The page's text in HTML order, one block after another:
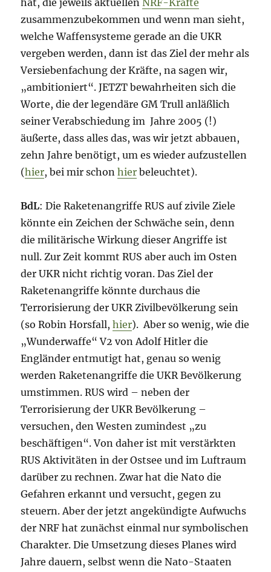
zusammenzubekommen und wenn man sieht,
welche Waffensysteme gerade an die UKR
vergeben werden, dann ist das Ziel der mehr als
Versiebenfachung der Kräfte, na sagen wir,
„ambitioniert“. JETZT bewahrheiten sich die
Worte, die der legendäre GM Trull anläßlich
seiner Verabschiedung im Jahre 2005 (!)
äußerte, dass alles das, was wir jetzt abbauen,
zehn Jahre benötigt, um es wieder aufzustellen
(hier, bei mir schonhier beleuchtet).
BdL: Die Raketenangriffe RUS auf zivile Ziele
könnte ein Zeichen der Schwäche sein, denn
die militärische Wirkung dieser Angriffe ist
null. Zur Zeit kommt RUS aber auch im Osten
der UKR nicht richtig voran. Das Ziel der
Raketenangriffe könnte durchaus die
Terrorisierung der UKR Zivilbevölkerung sein
(so Robin Horsfall,hier). Aber so wenig, wie die
„Wunderwaffe“ V2 von Adolf Hitler die
Engländer entmutigt hat, genau so wenig
werden Raketenangriffe die UKR Bevölkerung
umstimmen. RUS wird – neben der
Terrorisierung der UKR Bevölkerung –
versuchen, den Westen zumindest „zu
beschäftigen“. Von daher ist mit verstärkten
RUS Aktivitäten in der Ostsee und im Luftraum
darüber zu rechnen. Zwar hat die Nato die
Gefahren erkannt und versucht, gegen zu
steuern. Aber der jetzt angekündigte Aufwuchs
der NRF hat zunächst einmal nur symbolischen
Charakter. Die Umsetzung dieses Planes wird
Jahre dauern, selbst wenn die Nato-Staaten